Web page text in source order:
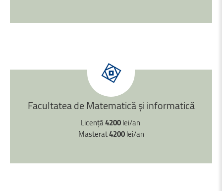
FacultateadeMatematicășiinformatică
Licență4200lei/an
Masterat4200lei/an